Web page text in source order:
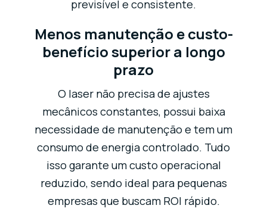
previsível e consistente.
Menos manutenção e custo-
benefício superior a longo
prazo
O laser não precisa de ajustes
mecânicos constantes, possui baixa
necessidade de manutenção e tem um
consumo de energia controlado. Tudo
isso garante um custo operacional
reduzido, sendo ideal para pequenas
empresas que buscam ROI rápido.